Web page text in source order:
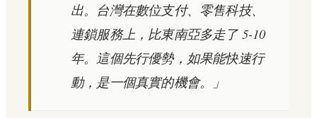
出。台灣在數位支付、零售科技、
連鎖服務上，比東南亞多走了 5-10
年。這個先行優勢，如果能快速行
動，是一個真實的機會。」